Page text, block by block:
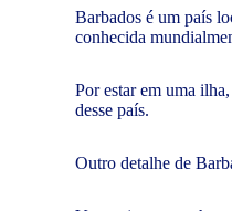
Barbados é um país
conhecida
Por estar em uma
desse país.
Outro detalhe de